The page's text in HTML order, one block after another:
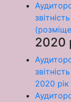
2020
2020